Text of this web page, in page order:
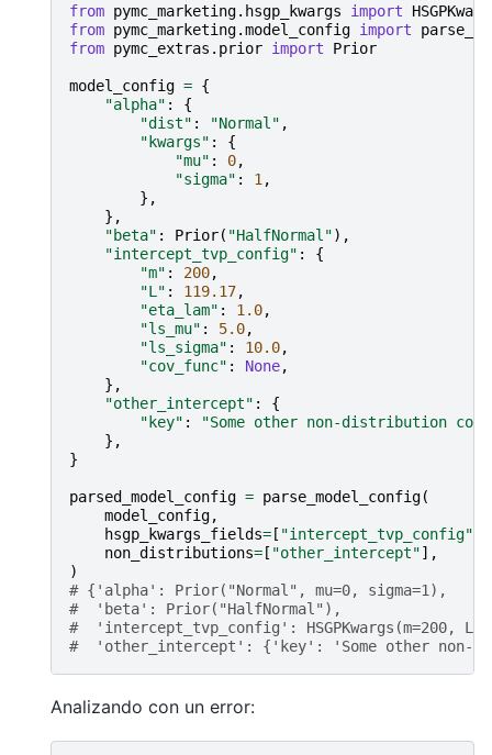
from pymc_marketing.hsgp_kwargs import
from pymc_marketing.model_config import
from pymc_extras.prior import Prior
model_config = {
"alpha" :
{
"dist" : "Normal" ,
"kwargs" :
{
"mu" : 0,
"sigma" : 1 ,
},
},
"beta" : Prior( "HalfNormal"),
"intercept_tvp_config" :
{
"m" : 200,
"L" : 119.17,
"eta_lam" : 1.0,
"ls_mu" : 5.0,
"ls_sigma" : 10.0,
"cov_func" : None,
},
"other_intercept" :
{
"key" :
"Some other non-distribution
},
}
parsed_model_config = parse_model_config(
model_config,
hsgp_kwargs_fields= [ "intercept_tvp_config"
non_distributions= [ "other_intercept"],
)
# {'alpha': Prior("Normal", mu=0, sigma=1),
#  'beta': Prior("HalfNormal"),
#  'intercept_tvp_config': HSGPKwargs(m=200,
#  'other_intercept': {'key': 'Some other non-
Analizando con un error: